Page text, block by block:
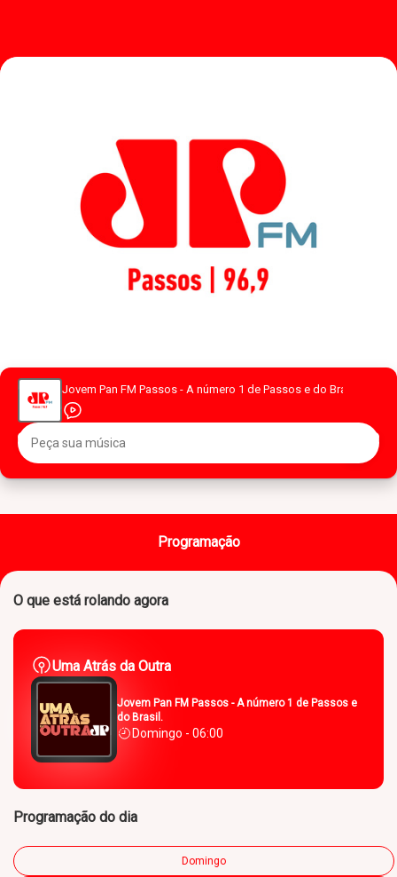
Jovem Pan FM Passos - A número 1 de Passos e do Brasil.
Programação
O que está rolando agora
Uma Atrás da Outra
Jovem Pan FM Passos - A número 1 de Passos e
do Brasil.
Domingo - 06:00
Programação do dia
Domingo